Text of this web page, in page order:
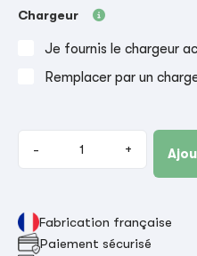
Chargeur
Je fournis le chargeur
Remplacer par un
- +
Fabrication française
Paiement sécurisé